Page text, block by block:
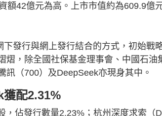
額42億元為高。上市市值約為609.9億
發行與網上發行結合的方式，初始戰
熠，除全國社保基金理事會、中國石油
訊（700）及DeepSeek亦現身其中。
獲配2.31%
，佔發行數量2.23%；杭州深度求索（